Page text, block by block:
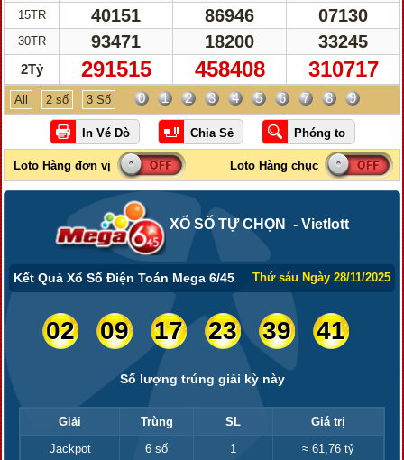
15TR
30TR
2Tỷ
40151
93471
291515
86946
18200
458408
07130
33245
310717
All 2 số 3 Số 0 1 2 3 4 5 6 7 8 9
XỔ SỐ TỰ CHỌN - Vietlott
Kết Quả Xổ Số Điện Toán Mega 6/45 Thứ sáu Ngày 28/11/2025
02 09 17 23 39 41
Số lượng trúng giải kỳ này
Giải Trùng SL
Giá trị
Jackpot
6 số 1 ≈ 61,76 tỷ